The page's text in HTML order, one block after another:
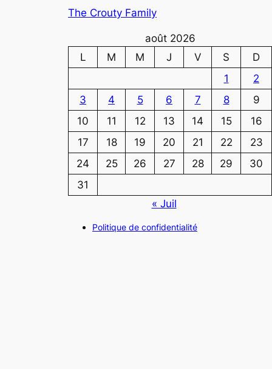
The Crouty Family
août 2026
L
M M J V S
D
1
2
3
4 5 6 7 8
9
10
11 12 13 14 15
16
17
18 19 20 21 22
23
24
25 26 27 28 29
30
31
« Juil
Politique de confidentialité